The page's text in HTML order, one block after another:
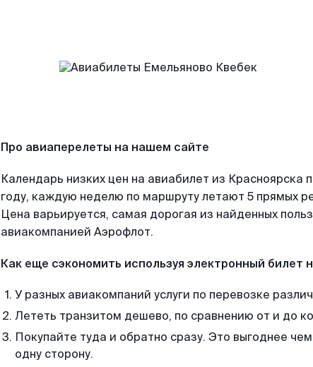
Про авиаперелеты на нашем сайте
Календарь низких цен на авиабилет из Красноярска
году, каждую неделю по маршруту летают 5 прямых
Цена варьируется, самая дорогая из найденных
авиакомпанией Аэрофлот.
Как еще сэкономить используя электронный билет
У разных авиакомпаний услуги по перевозке
Лететь транзитом дешево, по сравнению от и до
Покупайте туда и обратно сразу. Это выгоднее
одну сторону.